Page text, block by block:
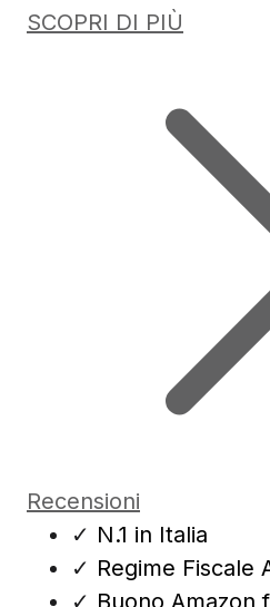
SCOPRI DI PIÙ
Recensioni
✓ N.1 in Italia
✓ Regime Fiscale
✓ Buono Amazon